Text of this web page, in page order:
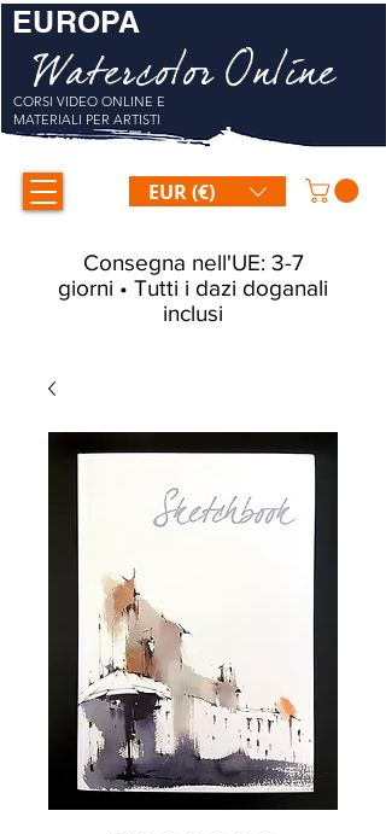
Watercolor Online
CORSI VIDEO ONLINE E
MATERIALI PER ARTISTI
EUR (€)
EUROPA
Consegna nell'UE: 3-7
giorni • Tutti i dazi doganali
inclusi